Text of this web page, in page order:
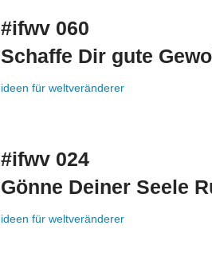
#ifwv 060
Schaffe Dir gute
ideen für weltveränderer
#ifwv 024
Gönne Deiner Seele
ideen für weltveränderer